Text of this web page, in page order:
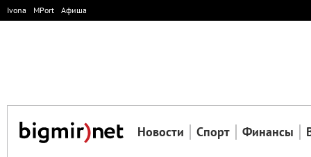
Ivona MPort Афиша
Новости Спорт Финансы